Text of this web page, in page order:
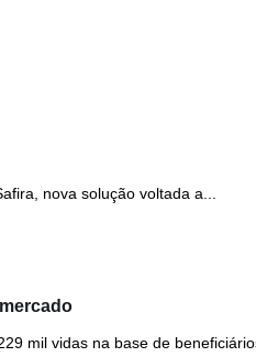
nova solução voltada a...
mil vidas na base de